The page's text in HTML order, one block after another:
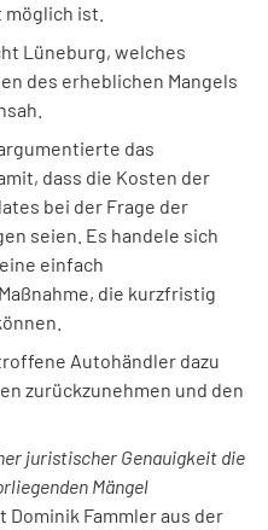
ist.
Lüneburg, welches
des erheblichen Mangels
das
dass die Kosten der
bei der Frage der
seien. Es handele sich
einfach
die kurzfristig
Autohändler dazu
zurückzunehmen und den
juristischer Genauigkeit die
Mängel
Dominik Fammler aus der